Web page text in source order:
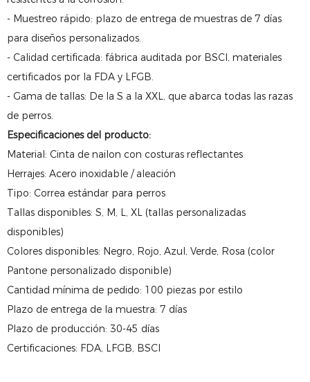
- Muestreo rápido: plazo de entrega de muestras de 7 días
para diseños personalizados.
- Calidad certificada: fábrica auditada por BSCI, materiales
certificados por la FDA y LFGB.
- Gama de tallas: De la S a la XXL, que abarca todas las razas
de perros.
Especificaciones del producto:
Material: Cinta de nailon con costuras reflectantes
Herrajes: Acero inoxidable / aleación
Tipo: Correa estándar para perros
Tallas disponibles: S, M, L, XL (tallas personalizadas
disponibles)
Colores disponibles: Negro, Rojo, Azul, Verde, Rosa (color
Pantone personalizado disponible)
Cantidad mínima de pedido: 100 piezas por estilo
Plazo de entrega de la muestra: 7 días
Plazo de producción: 30-45 días
Certificaciones: FDA, LFGB, BSCI